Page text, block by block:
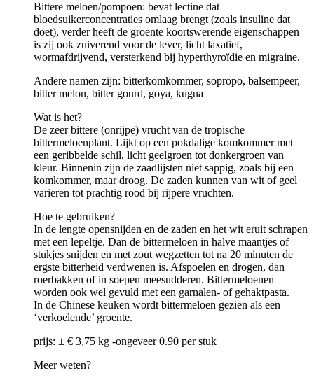
Bittere meloen/pompoen: bevat lectine dat
bloedsuikerconcentraties omlaag brengt (zoals insuline dat
doet), verder heeft de groente koortswerende eigenschappen
is zij ook zuiverend voor de lever, licht laxatief,
wormafdrijvend, versterkend bij hyperthyroïdie en migraine.
Andere namen zijn: bitterkomkommer, sopropo, balsempeer,
bitter melon, bitter gourd, goya, kugua
Wat is het?
De zeer bittere (onrijpe) vrucht van de tropische
bittermeloenplant. Lijkt op een pokdalige komkommer met
een geribbelde schil, licht geelgroen tot donkergroen van
kleur. Binnenin zijn de zaadlijsten niet sappig, zoals bij een
komkommer, maar droog. De zaden kunnen van wit of geel
varieren tot prachtig rood bij rijpere vruchten.
Hoe te gebruiken?
In de lengte opensnijden en de zaden en het wit eruit schrapen
met een lepeltje. Dan de bittermeloen in halve maantjes of
stukjes snijden en met zout wegzetten tot na 20 minuten de
ergste bitterheid verdwenen is. Afspoelen en drogen, dan
roerbakken of in soepen meesudderen. Bittermeloenen
worden ook wel gevuld met een garnalen- of gehaktpasta.
In de Chinese keuken wordt bittermeloen gezien als een
‘verkoelende’ groente.
prijs: ± € 3,75 kg -ongeveer 0.90 per stuk
Meer weten?